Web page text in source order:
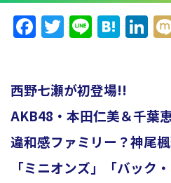
Facebook
Twitter
Line
西野七瀬が初登場!!
AKB48・本田仁美＆千葉
違和感ファミリー？神尾
「ミニオンズ」「バック